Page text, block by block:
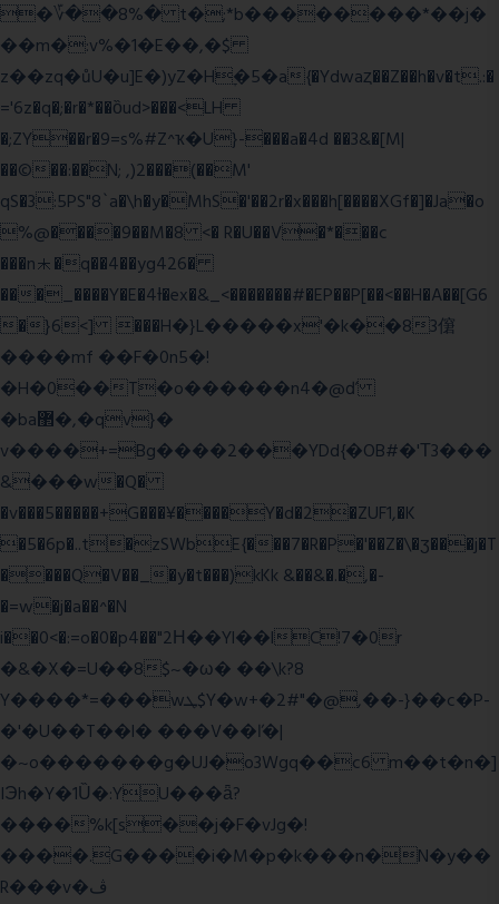
�؆��8%� t�;*b��������*��j�
��m�:v%�1�E��,�$
z��zq�ůU�u]E�)yZ�Hׇ�5�a{�Ydwaȥ��Z��h�v�t.:�
='6z�q�;�r�*��ȍud>���<LH
�;ZY��r�9=s%#Z^ҡ�U}-���a�4d ��3&�[M|
��©��:��N; ,)2���(��M'
qS�3:5PS"8`a�\h�y�MhS�'��2r�x���h[����XGf�]�Ja�o
%@����9��M�8 <� R�U��V�*���c
���n⯸�q��4��yg426�
���_����Y�E�4Ɨ�ex�&_<�������#�EP��P[��<��H�A��[G6
�}6<] ���H�}L�����x'�k��83僒
����mf ��F�0n5�!
�H�0��T�o������n4�@ď
�ba޲�,�qv}�
v����+=Bg����2���YDd{�OB#�'Τ3���
&���w�Q�
�v���5�����+G���¥����Y�d�2�ZUF1,�K
�5�6p�..t�zSWbE{���7�R�P�'��Z�\�ʒ���j�T
����Q�V��_�y�t���)kKk &��&�.�,�-
�=w�j�a��^�N
i��0<�:=o�0�p4��"2Η��Yl��lC!7�0r
�&�X�=U��8$~�ω� ��\k?8
Y����*=���wܛ$Y�w+�2#"�@,��-}��c�P-
�'�U��T��l� ���V��ľ�|
�~o�������g�UJ�o3Wgq��c6 m��t�n�]
IЭh�Y�1Ȕ�:YU���ǟ?
����%k[s��j�F�vJg�!
����.G����i�M�p�k���n�N�y��
R���v�ڤ